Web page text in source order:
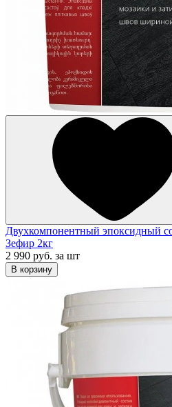
Двухкомпонентный эпоксидный
Зефир 2кг
2 990 руб. за шт
В корзину